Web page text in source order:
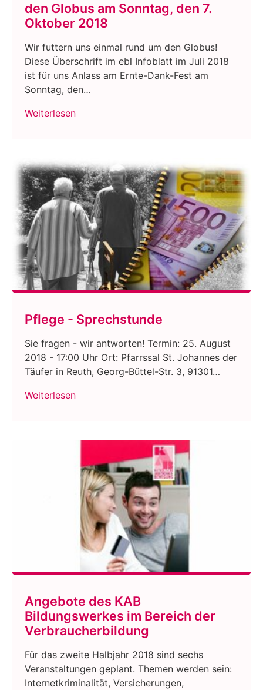
den Globus am Sonntag, den 7.
Oktober 2018
Wir futtern uns einmal rund um den Globus!
Diese Überschrift im ebl Infoblatt im Juli 2018
ist für uns Anlass am Ernte-Dank-Fest am
Sonntag, den…
Weiterlesen
Pflege - Sprechstunde
Sie fragen - wir antworten! Termin: 25. August
2018 - 17:00 Uhr Ort: Pfarrssal St. Johannes der
Täufer in Reuth, Georg-Büttel-Str. 3, 91301…
Weiterlesen
Angebote des KAB
Bildungswerkes im Bereich der
Verbraucherbildung
Für das zweite Halbjahr 2018 sind sechs
Veranstaltungen geplant. Themen werden sein:
Internetkriminalität, Versicherungen,